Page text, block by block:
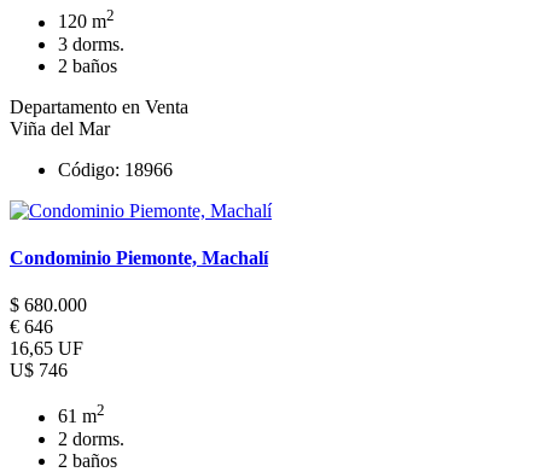
120 m2
3 dorms.
2 baños
Departamento en Venta
Viña del Mar
Código: 18966
Condominio Piemonte, Machalí
$ 680.000
€ 646
16,65 UF
U$ 746
61 m2
2 dorms.
2 baños